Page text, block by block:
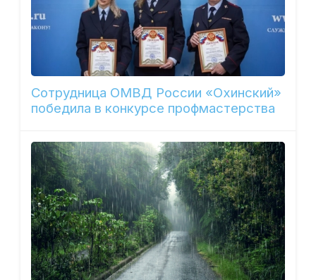
Сотрудница ОМВД России «Охинский»
победила в конкурсе профмастерства